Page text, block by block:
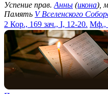
Успение прав. Анны (икона),
Память V Вселенского
2 Кор., 169 зач., I, 12-20. Мф.,